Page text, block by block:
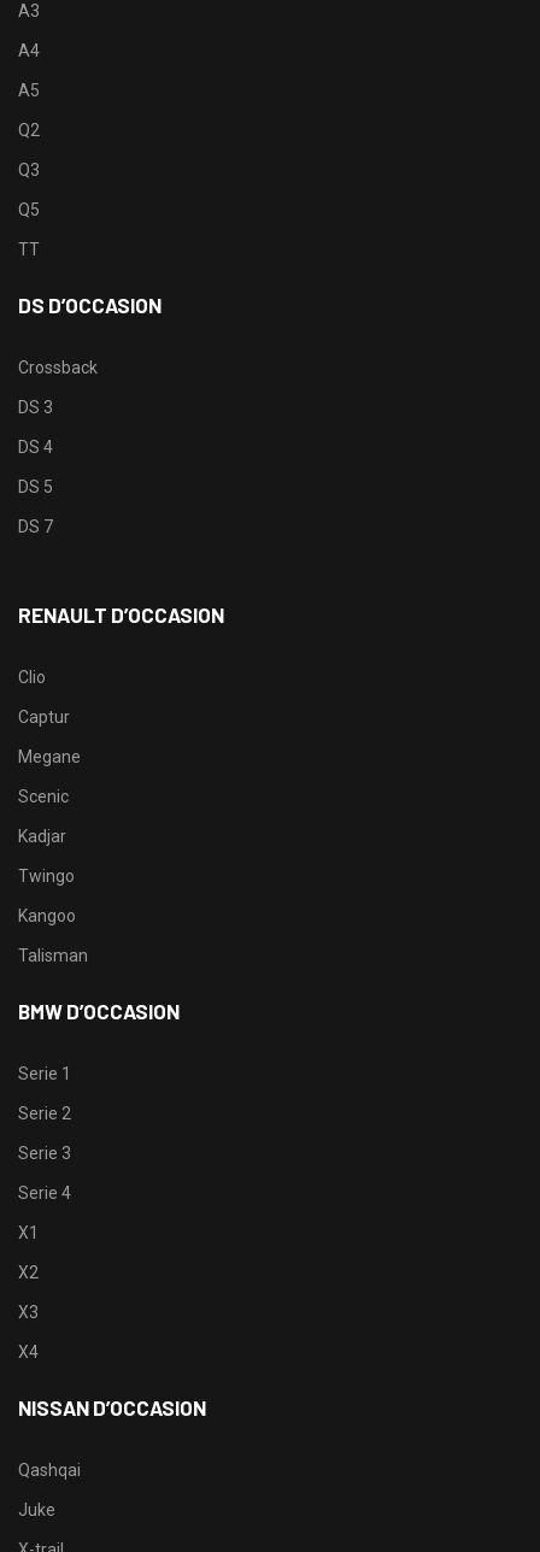
A3
A4
A5
Q2
Q3
Q5
TT
DS D’OCCASION
Crossback
DS 3
DS 4
DS 5
DS 7
RENAULT D’OCCASION
Clio
Captur
Megane
Scenic
Kadjar
Twingo
Kangoo
Talisman
BMW D’OCCASION
Serie 1
Serie 2
Serie 3
Serie 4
X1
X2
X3
X4
NISSAN D’OCCASION
Qashqai
Juke